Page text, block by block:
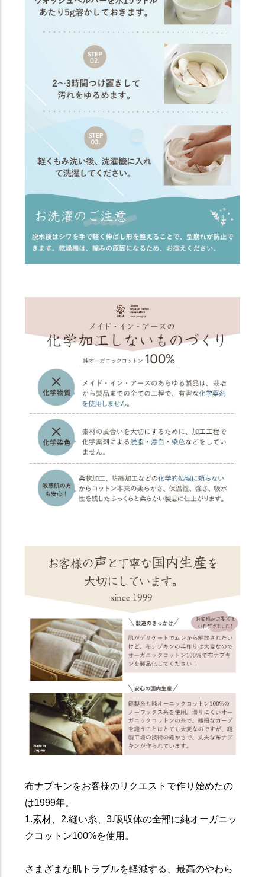
布ナプキンをお客様のリクエストで作り始めたの
は1999年。
1.素材、2.縫い糸、3.吸収体の全部に純オーガニッ
クコットン100%を使用。
さまざまな肌トラブルを軽減する、最高のやわら